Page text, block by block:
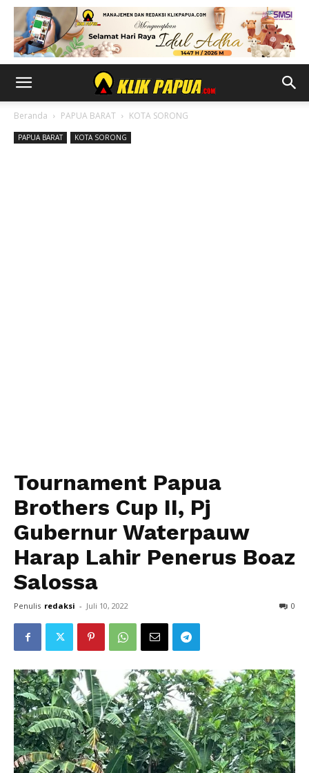
Beranda PAPUA BARAT KOTA SORONG
PAPUA BARAT KOTA SORONG
Tournament Papua
Brothers Cup II, Pj
Gubernur Waterpauw
Harap Lahir Penerus Boaz
Salossa
Penulis redaksi - Juli 10, 2022 0